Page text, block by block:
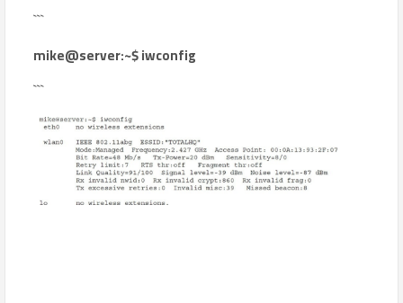
```
mike@server:~$ iwconfig
```